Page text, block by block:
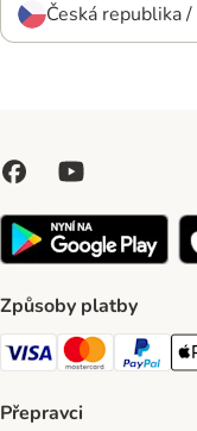
Česká republika /
Způsoby platby
Visa Payment Method
MastercardPayPal
Přepravci